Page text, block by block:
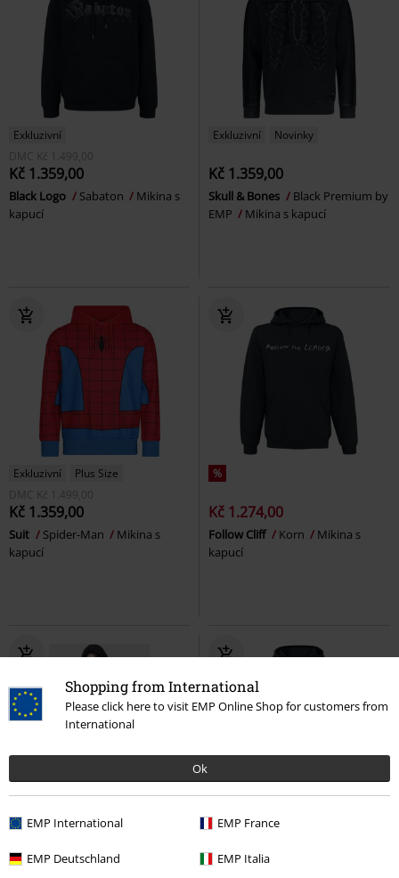
Shopping from International
Please click here to visit EMP Online Shop for customers from
International
Ok
EMP International EMP France
EMP Deutschland EMP Italia
Exkluzivní
DMC
Kč 1.499,00
Kč 1.359,00
Black Logo Sabaton
Mikina s
kapucí
Exkluzivní Novinky
Kč 1.359,00
Skull & Bones
Black Premium by
EMP
Mikina s kapucí
Exkluzivní
Plus Size
DMC
Kč 1.499,00
Kč 1.359,00
Suit Spider-Man
Mikina s
kapucí
%
Kč 1.274,00
Follow Cliff Korn
Mikina s
kapucí
Od Kč 1.045,00 Kč 1.229,00